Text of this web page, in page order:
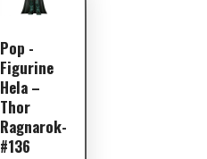
Pop -
Figurine
Hela –
Thor
Ragnarok-
#136